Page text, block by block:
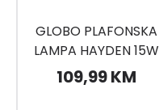
GLOBO PLAFONSKA
LAMPA HAYDEN 15W
109,99 KM